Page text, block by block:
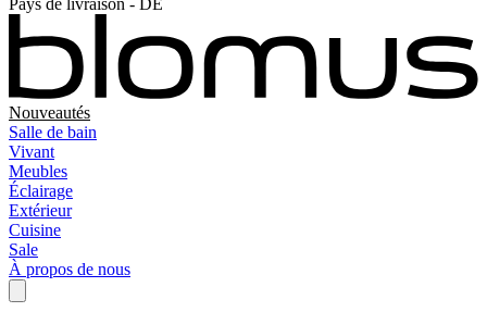
Nouveautés
Salle de bain
Vivant
Meubles
Éclairage
Extérieur
Cuisine
Sale
À propos de nous